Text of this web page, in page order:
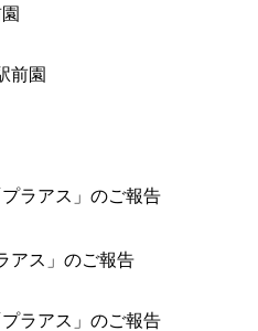
前園
プラアス」のご報告
プラアス」のご報告